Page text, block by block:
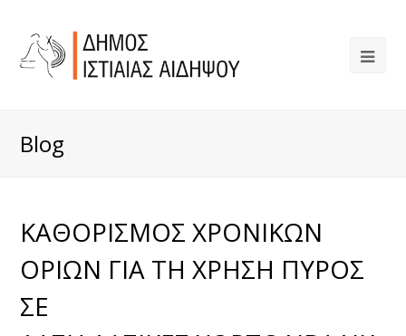
Blog
ΚΑΘΟΡΙΣΜΟΣ ΧΡΟΝΙΚΩΝ
ΟΡΙΩΝ ΓΙΑ ΤΗ ΧΡΗΣΗ ΠΥΡΟΣ
ΣΕ